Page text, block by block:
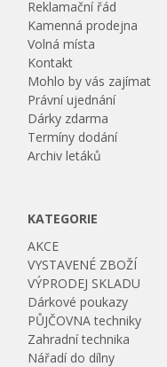
Reklamační řád
Kamenná prodejna
Volná místa
Kontakt
Mohlo by vás zajímat
Právní ujednání
Dárky zdarma
Termíny dodání
Archiv letáků
KATEGORIE
AKCE
VYSTAVENÉ ZBOŽÍ
VÝPRODEJ SKLADU
Dárkové poukazy
PŮJČOVNA techniky
Zahradní technika
Nářadí do dílny